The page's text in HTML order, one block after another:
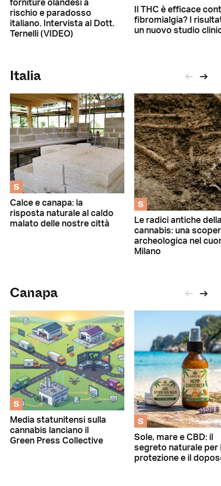
forniture olandesi a
rischio e paradosso
italiano. Intervista al Dott.
Ternelli (VIDEO)
Il THC è efficace
fibromialgia? I
un nuovo studio
Italia
S
Calce e canapa: la
risposta naturale al caldo
malato delle nostre città
S
Le radici antiche
cannabis: una
archeologica nel
Milano
Canapa
S
Media statunitensi sulla
cannabis lanciano il
Green Press Collective
S
Sole, mare e CBD: il
segreto naturale per
protezione e il